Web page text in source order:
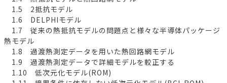
1.5 2抵抗モデル
1.6 DELPHIモデル
1.7 従来の熱抵抗モデルの問題点と様々な半導体パッケージ
熱モデル
1.8 過渡熱測定データを用いた熱回路網モデル
1.9 過渡熱測定データで詳細モデルを較正する
1.10 低次元化モデル(ROM)